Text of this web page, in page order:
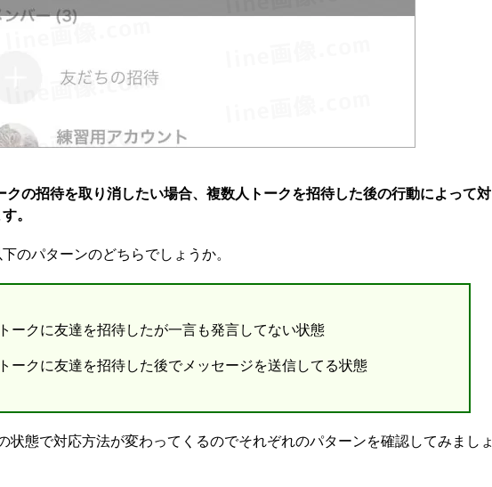
クの招待を取り消したい場合、複数人トークを招待した後の行動によって対
。
のパターンのどちらでしょうか。
ークに友達を招待したが一言も発言してない状態
ークに友達を招待した後でメッセージを送信してる状態
状態で対応方法が変わってくるのでそれぞれのパターンを確認してみましょ